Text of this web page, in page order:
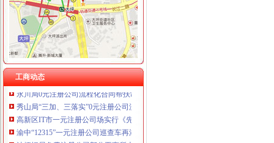
工商动态
荣昌局一元注册公司流程四举措建立与监管对象联系服务机制
万盛局五项措施加“五一”一元注册公司流程旅游市场管理见成效
江津局“两手抓”一元注册公司流程积构建食品安全监管长效机制
云局1元注册公司五措并举促农村经纪人健康发展
大足局免费注册公司石马工商所三项措施清理整顿户外广告
彭水工商局一元注册公司与公安联手整辖区旅馆业
永川局0元注册公司流程化合同帮扶制度支持涉农企业发展
秀山局“三加、三落实”0元注册公司流程开展风廉政建设
高新区IT市一元注册公司场实行《先行赔付制度》
渝中“12315”一元注册公司巡查车再添便民服务新功能
沙坪坝局免费注册公司部分工商所上门验照贴花 促进监管服务两统一